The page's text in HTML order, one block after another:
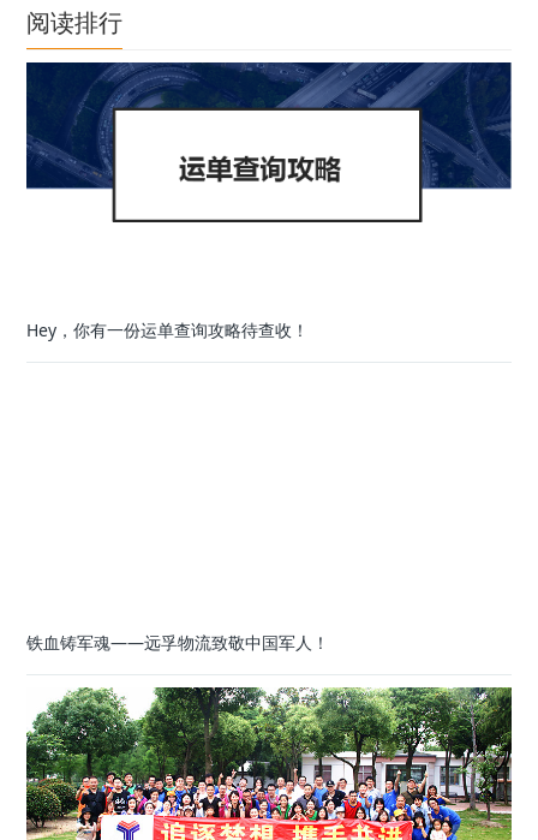
阅读排行
Hey，你有一份运单查询攻略待查收！
铁血铸军魂——远孚物流致敬中国军人！